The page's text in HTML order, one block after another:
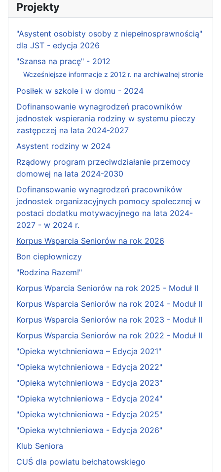
Projekty
"Asystent osobisty osoby z niepełnosprawnością"
dla JST - edycja 2026
"Szansa na pracę" - 2012
Wcześniejsze informacje z 2012 r. na archiwalnej stronie
Posiłek w szkole i w domu - 2024
Dofinansowanie wynagrodzeń pracowników
jednostek wspierania rodziny w systemu pieczy
zastępczej na lata 2024-2027
Asystent rodziny w 2024
Rządowy program przeciwdziałanie przemocy
domowej na lata 2024-2030
Dofinansowanie wynagrodzeń pracowników
jednostek organizacyjnych pomocy społecznej w
postaci dodatku motywacyjnego na lata 2024-
2027 - w 2024 r.
Korpus Wsparcia Seniorów na rok 2026
Bon ciepłowniczy
"Rodzina Razem!"
Korpus Wparcia Seniorów na rok 2025 - Moduł II
Korpus Wsparcia Seniorów na rok 2024 - Moduł II
Korpus Wsparcia Seniorów na rok 2023 - Moduł II
Korpus Wsparcia Seniorów na rok 2022 - Moduł II
"Opieka wytchnieniowa – Edycja 2021"
"Opieka wytchnieniowa - Edycja 2022"
"Opieka wytchnieniowa - Edycja 2023"
"Opieka wytchnieniowa - Edycja 2024"
"Opieka wytchnieniowa - Edycja 2025"
"Opieka wytchnieniowa - Edycja 2026"
Klub Seniora
CUŚ dla powiatu bełchatowskiego